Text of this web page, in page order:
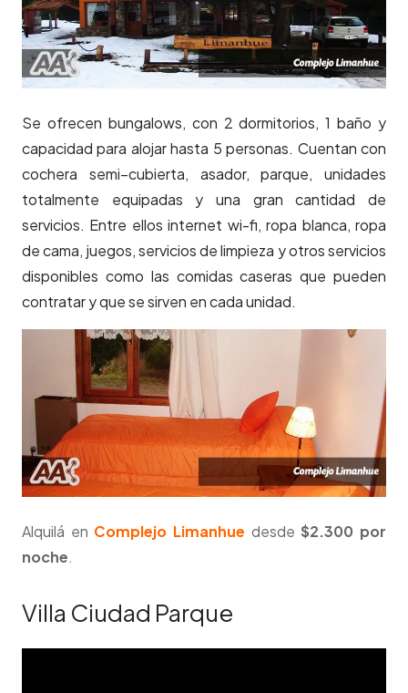
Se ofrecen bungalows, con 2 dormitorios, 1 baño y
capacidad para alojar hasta 5 personas. Cuentan con
cochera semi–cubierta, asador, parque, unidades
totalmente equipadas y una gran cantidad de
servicios. Entre ellos internet wi-fi, ropa blanca, ropa
de cama, juegos, servicios de limpieza y otros servicios
disponibles como las comidas caseras que pueden
contratar y que se sirven en cada unidad.
Alquilá en Complejo Limanhue desde $2.300 por
noche.
Villa Ciudad Parque